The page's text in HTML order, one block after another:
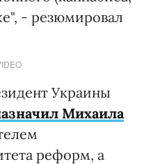
- резюмировал
Украины
Михаила
реформ, а